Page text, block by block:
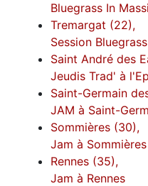
Bluegrass In
Tremargat (22),
Session
Saint André des
Jeudis Trad' à
Saint-Germain
JAM à Saint-
Sommières (30),
Jam à Sommières
Rennes (35),
Jam à Rennes